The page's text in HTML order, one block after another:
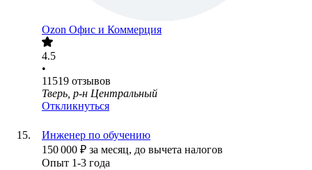
Ozon Офис и Коммерция
4.5
•
11519 отзывов
Тверь, р-н Центральный
Откликнуться
Инженер по обучению
150 000 ₽ за месяц, до вычета налогов
Опыт 1-3 года